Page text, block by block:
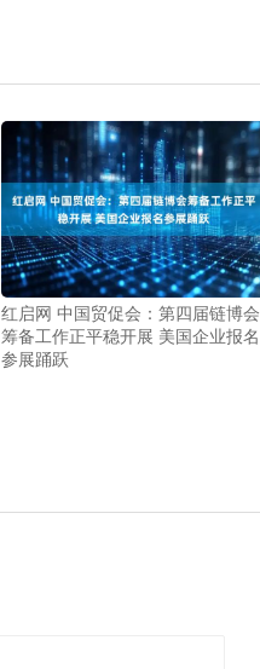
红启网 中国贸促会：第四届链博会
筹备工作正平稳开展 美国企业报名
参展踊跃